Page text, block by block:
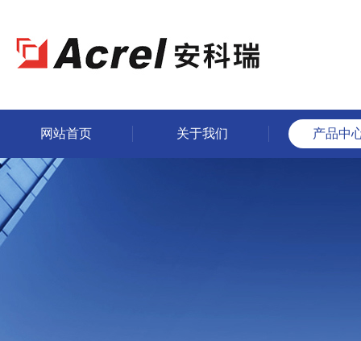
网站首页 关于我们 产品中